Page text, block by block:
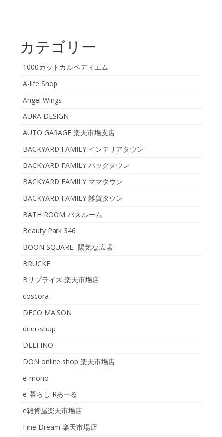
カテゴリー
1000カットカルペディエム
A-life Shop
Angel Wings
AURA DESIGN
AUTO GARAGE 楽天市場支店
BACKYARD FAMILY インテリアタウン
BACKYARD FAMILY バッグタウン
BACKYARD FAMILY ママタウン
BACKYARD FAMILY 雑貨タウン
BATH ROOM バスルーム
Beauty Park 346
BOON SQUARE -陽気な広場-
BRUCKE
Bサプライズ 楽天市場店
coscora
DECO MAISON
deer-shop
DELFINO
DON online shop 楽天市場店
e-mono
e-暮らし Rあーる
e雑貨屋楽天市場店
Fine Dream 楽天市場店